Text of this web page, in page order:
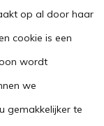
op al door haar
cookie is een
wordt
we
gemakkelijker te